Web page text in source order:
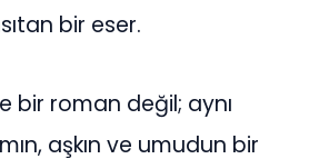
bir eser.
bir roman değil; aynı
aşkın ve umudun bir